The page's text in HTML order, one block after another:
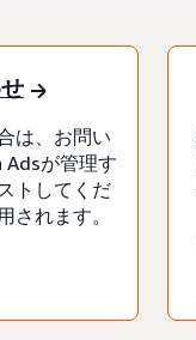
は、お問い
Adsが管理す
トしてくだ
されます。